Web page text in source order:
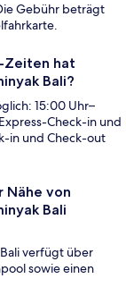
Gebühr beträgt
Zeiten hat
Bali?
15:00 Uhr–
Check-in und
in und Check-out
Nähe von
Bali
verfügt über
sowie einen